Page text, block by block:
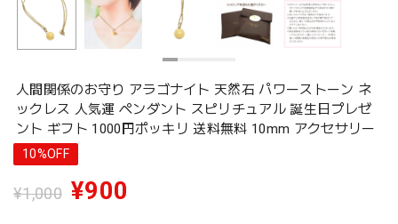
人間関係のお守り アラゴナイト 天然石 パワーストーン ネ
ックレス 人気運 ペンダント スピリチュアル 誕生日プレゼ
ント ギフト 1000円ポッキリ 送料無料 10mm アクセサリー
10%OFF
¥1,000 ¥900